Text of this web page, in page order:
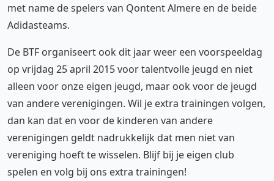
met name de spelers van Qontent Almere en de beide
Adidasteams.
De BTF organiseert ook dit jaar weer een voorspeeldag
op vrijdag 25 april 2015 voor talentvolle jeugd en niet
alleen voor onze eigen jeugd, maar ook voor de jeugd
van andere verenigingen. Wil je extra trainingen volgen,
dan kan dat en voor de kinderen van andere
verenigingen geldt nadrukkelijk dat men niet van
vereniging hoeft te wisselen. Blijf bij je eigen club
spelen en volg bij ons extra trainingen!